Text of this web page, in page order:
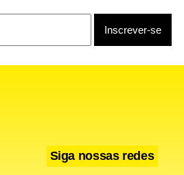
X Telegram
Share
Siga nossas redes